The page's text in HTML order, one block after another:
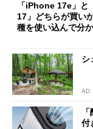
「iPhone 17e」
17」どちらが買い
種を使い込んで分
シ
AD
付